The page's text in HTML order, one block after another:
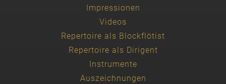
Impressionen
Videos
Repertoire als Blockflötist
Repertoire als Dirigent
Instrumente
Auszeichnungen